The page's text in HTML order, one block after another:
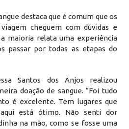
destaca que é comum que os
cheguem com dúvidas e
maioria relata uma experiência
passar por todas as etapas do
Santos dos Anjos realizou
doação de sangue. “Foi tudo
é excelente. Tem lugares que
está ótimo. Não senti dor
na mão, como se fosse uma